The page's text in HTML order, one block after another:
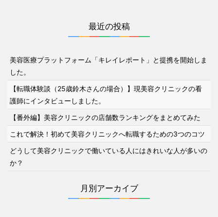
最近の投稿
美容医療プラットフォーム「キレイレポート」と提携を開始しま
した。
【転職体験談（25歳鈴木さんの場合）】現美容クリニックの看
護師にインタビューしました。
【番外編】美容クリニックの店舗数ランキングをまとめてみた
これで解決！初めて美容クリニックへ転職するための3つのコツ
どうして美容クリニックで働いている人にはきれいな人が多いの
か？
月別アーカイブ